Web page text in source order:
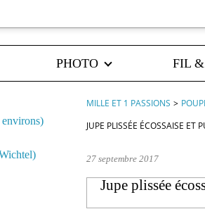
PHOTO FIL
environs)
MILLE ET 1 PASSIONS >
JUPE PLISSÉE ÉCOSSAISE
27 septembre 2017
Jupe plissée